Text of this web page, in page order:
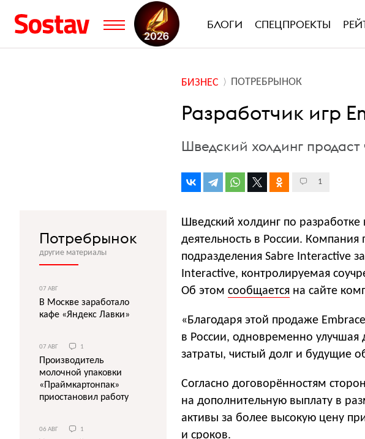
БЛОГИ СПЕЦПРОЕКТЫ
БИЗНЕС ПОТРЕБРЫНОК
Разработчик игр
Шведский холдинг продаст
1
Шведский холдинг по
деятельность в России. Компания
подразделения Sabre Interactive
Interactive, контролируемая
Об этом сообщается на сайте
«Благодаря этой продаже
в России, одновременно
затраты, чистый долг и будущие
Согласно договорённостям
на дополнительную выплату в
активы за более высокую цену
и сроков.
Потребрынок
другие материалы
07 АВГ
В Москве заработало
кафе «Яндекс Лавки»
07 АВГ 1
Производитель
молочной упаковки
«Праймкартонпак»
приостановил работу
06 АВГ 1